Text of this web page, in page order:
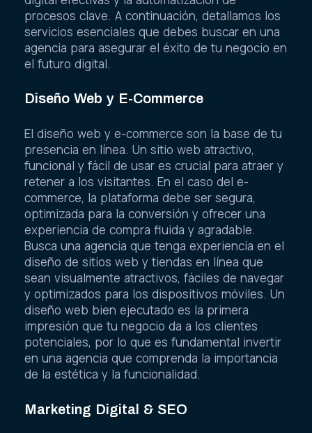
procesos clave. A continuación, detallamos los
servicios esenciales que debes buscar en una
agencia para asegurar el éxito de tu negocio en
el futuro digital.
Diseño Web y E-Commerce
El diseño web y e-commerce son la base de tu
presencia en línea. Un sitio web atractivo,
funcional y fácil de usar es crucial para atraer y
retener a los visitantes. En el caso del e-
commerce, la plataforma debe ser segura,
optimizada para la conversión y ofrecer una
experiencia de compra fluida y agradable.
Busca una agencia que tenga experiencia en el
diseño de sitios web y tiendas en línea que
sean visualmente atractivos, fáciles de navegar
y optimizados para los dispositivos móviles. Un
diseño web bien ejecutado es la primera
impresión que tu negocio da a los clientes
potenciales, por lo que es fundamental invertir
en una agencia que comprenda la importancia
de la estética y la funcionalidad.
Marketing Digital & SEO